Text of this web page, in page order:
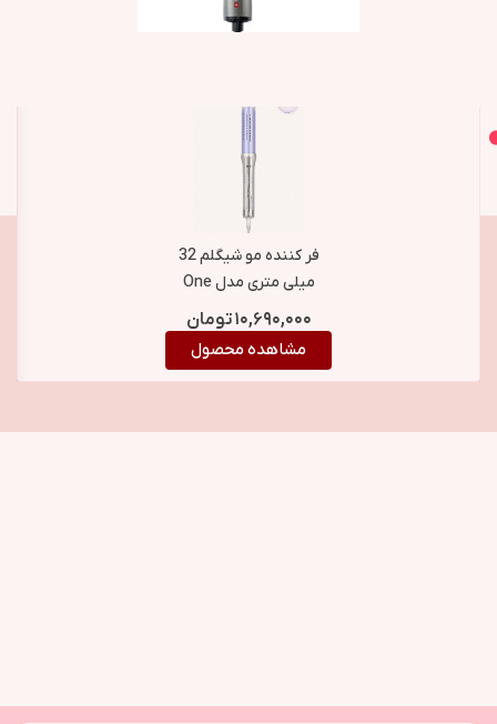
اصل و اورجینال
محصولات مشابه
فر کننده مو شیگلم 32
میلی متری مدل One
Touch Airflow Styler
Pro
۱۰,۶۹۰,۰۰۰تومان
مشاهده محصول